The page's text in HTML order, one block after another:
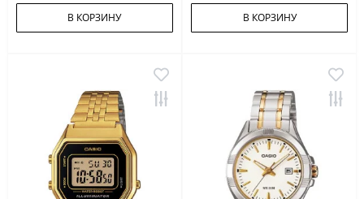
В КОРЗИНУ В КОРЗИНУ